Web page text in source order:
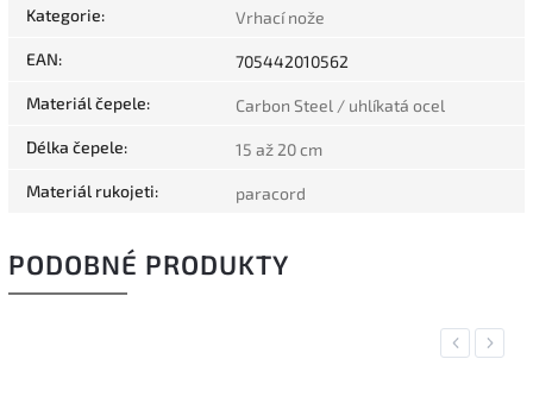
Kategorie: Vrhací nože
EAN: 705442010562
Materiál čepele: Carbon Steel / uhlíkatá ocel
Délka čepele: 15 až 20 cm
Materiál rukojeti: paracord
PODOBNÉ PRODUKTY
Previous
Next